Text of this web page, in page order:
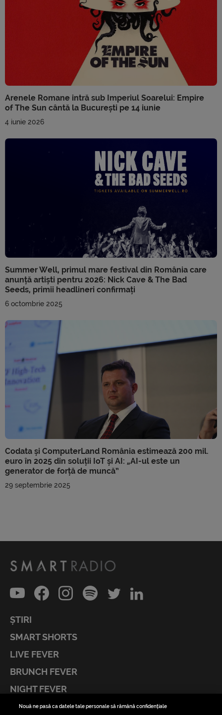
Arenele Romane intră sub Imperiul Soarelui: Empire
of The Sun cântă la București pe 14 iunie
4 iunie 2026
Summer Well, primul mare festival din România care
anunță artiști pentru 2026: Nick Cave & The Bad
Seeds, primii headlineri confirmați
6 octombrie 2025
Codata și ComputerLand România estimează 200 mil.
euro în 2025 din soluții IoT și AI: „AI-ul este un
generator de forță de muncă”
29 septembrie 2025
ȘTIRI
SMART SHORTS
LIVE FEVER
BRUNCH FEVER
NIGHT FEVER
LIVE FEVER CONCERT
Nouă ne pasă ca datele tale personale să rămână confidențiale